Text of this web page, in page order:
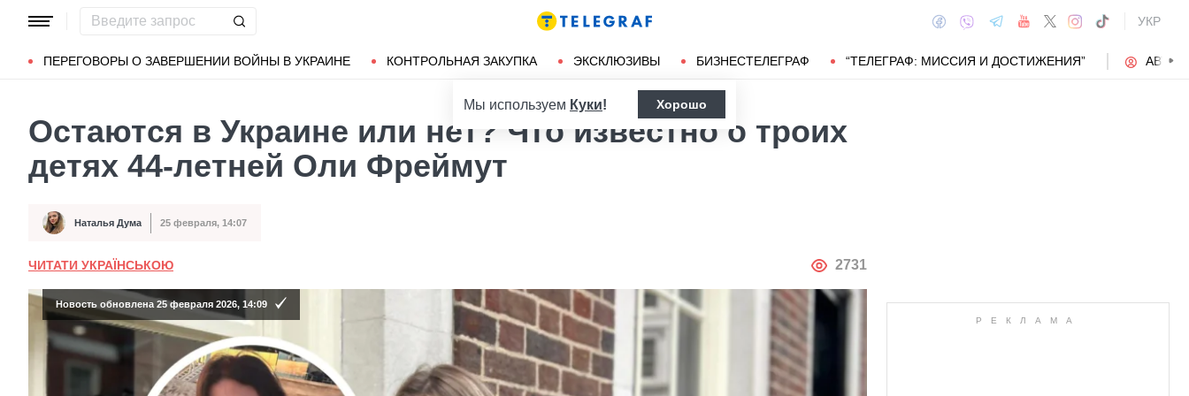
УКР
ПЕРЕГОВОРЫ О ЗАВЕРШЕНИИ ВОЙНЫ В УКРАИНЕ КОНТРОЛЬНАЯ ЗАКУПКА ЭКСКЛЮЗИВЫ БИЗНЕСТЕЛЕГРАФ “ТЕЛЕГРАФ: МИССИЯ И ДОСТИЖЕНИЯ”
Популярные запросы Мариуполь
Мы используем Куки! Хорошо
Остаются в Украине или нет? Что известно о троих
детях 44-летней Оли Фреймут
Автор Наталья Дума
Дата публикации 25 февраля, 14:07
ЧИТАТИ УКРАЇНСЬКОЮ АВТОР
2731
Новость обновлена 25 февраля 2026, 14:09